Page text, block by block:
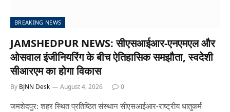
BREAKING NEWS
JAMSHEDPUR NEWS: सीएसआईआर-एनएमएल और
ओसवाल इंजीनियरिंग के बीच ऐतिहासिक समझौता, स्वदेशी
सीआरएम का होगा विकास
By BJNN Desk August 4, 2026 0
जमशेदपुर: शहर स्थित प्रतिष्ठित संस्थान सीएसआईआर-राष्ट्रीय धातुकर्म